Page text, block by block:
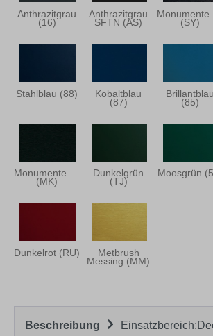
Anthrazitgrau
(16)
Anthrazitgrau
SFTN (AS) (SY)
Stahlblau (88) Kobaltblau
(87)
Brillantblau
(85)
Monumentengrün
(MK)
Dunkelgrün
(TJ)
Moosgrün
Dunkelrot (RU) Metbrush
Messing (MM)
Beschreibung